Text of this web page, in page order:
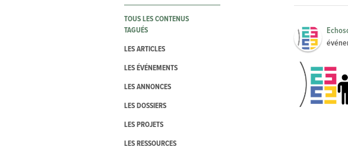
TOUS LES CONTENUS
TAGUÉS
LES ARTICLES
LES ÉVÉNEMENTS
LES ANNONCES
LES DOSSIERS
LES PROJETS
LES RESSOURCES